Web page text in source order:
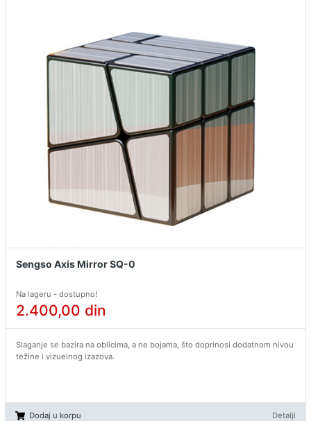
Sengso Axis Mirror SQ-0
Na lageru - dostupno!
2.400,00 din
Slaganje se bazira na oblicima, a ne bojama, što doprinosi dodatnom nivou
težine i vizuelnog izazova.
Dodaj u korpu Detalji